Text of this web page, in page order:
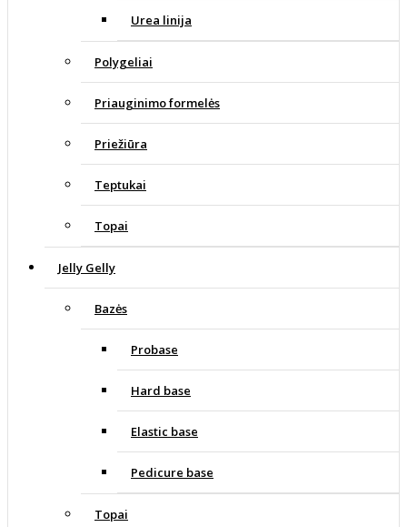
Urea linija
Polygeliai
Priauginimo formelės
Priežiūra
Teptukai
Topai
Jelly Gelly
Bazės
Probase
Hard base
Elastic base
Pedicure base
Topai